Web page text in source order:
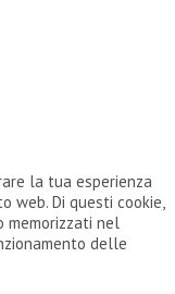
la tua esperienza
web. Di questi cookie,
memorizzati nel
delle